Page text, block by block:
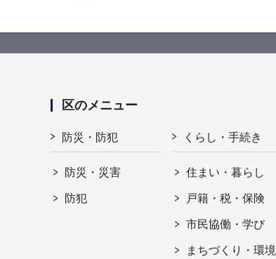
区のメニュー
防災・防犯
防災・災害
防犯
くらし・手続き
住まい・暮らし
戸籍・税・保険
市民協働・学び
まちづくり・環境